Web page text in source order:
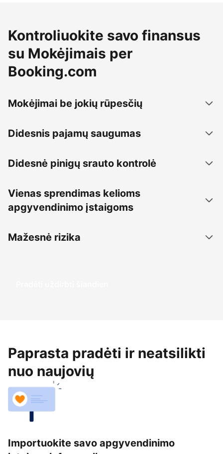
Kontroliuokite savo finansus
su Mokėjimais per
Booking.com
Mokėjimai be jokių rūpesčių
Didesnis pajamų saugumas
Didesnė pinigų srauto kontrolė
Vienas sprendimas kelioms
apgyvendinimo įstaigoms
Mažesnė rizika
Pradėti uždirbti šiandien
Paprasta pradėti ir neatsilikti
nuo naujovių
Importuokite savo apgyvendinimo